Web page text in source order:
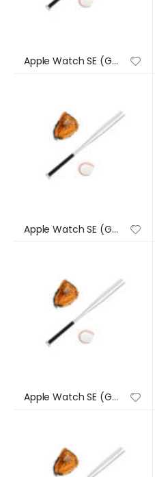
Apple Watch SE (GPS) – Caja de aluminio en plata de 44 mm – Correa deportiva en color abismo – Talla única
Apple Watch SE (GPS) – Caja de aluminio en plata de 44 mm – Correa deportiva en color abismo – Talla única
Apple Watch SE (GPS) – Caja de aluminio en plata de 44 mm – Correa deportiva en color abismo – Talla única